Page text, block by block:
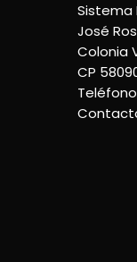
Sistema
José
Colonia
CP
Teléfono